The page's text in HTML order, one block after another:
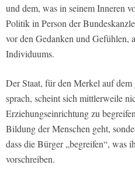
und dem, was in seinem Inneren
Politik in Person der
vor den Gedanken und Gefühlen,
Individuums.
Der Staat, für den Merkel auf
sprach, scheint sich mittlerweile
Erziehungseinrichtung zu
Bildung der Menschen geht,
dass die Bürger „begreifen“, was
vorschreiben.